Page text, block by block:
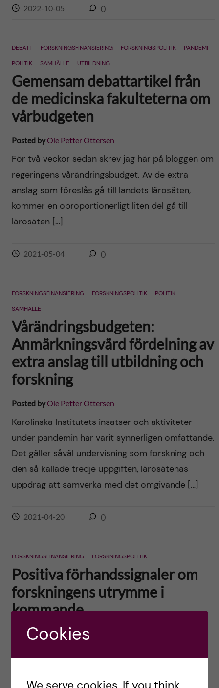
2022-10-05 0
DEBATT FORSKNINGSFINANSIERING FORSKNINGSPOLITIK
PANDEMI
POLITIK
SAMHÄLLE UTBILDNING
Gemensam debattartikel från
de medicinska fakulteterna om
vårbudgeten
Posted byOle Petter Ottersen
För två veckor sedan skrev jag här på bloggen om
regeringens vårändringsbudget. Av de extra
anslag som föreslås gå till landets lärosäten,
kommer en oproportionerligt liten del gå till
lärosäten […]
2021-05-04 0
FORSKNINGSFINANSIERING FORSKNINGSPOLITIK
POLITIK
SAMHÄLLE
Vårändringsbudgeten:
Anmärkningsvärd fördelning av
extra anslag till utbildning och
forskning
Posted byOle Petter Ottersen
Karolinska Institutets insatser och aktiviteter
under pandemin har varit synnerligen omfattande.
Det gäller såväl undervisning som forskning och
den så kallade tredje uppgiften, lärosätenas
uppdrag att samverka med det omgivande […]
2021-04-20 0
FORSKNINGSFINANSIERING FORSKNINGSPOLITIK
Positiva förhandssignaler om
forskningens utrymme i
kommande
budgetpropositionen
besked om satsningar gällande forskning i den
Cookies
We serve cookies. If you think